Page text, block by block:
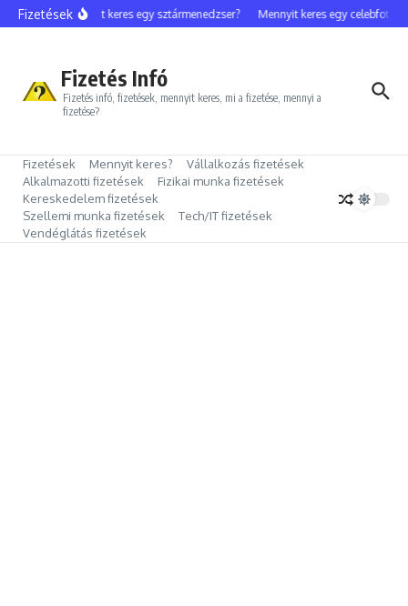
Ugrás a tartalomhoz
FizetésekMennyit keres egy sztármenedzser? Mennyit keres egy celebfotós?
Fizetés Infó
Fizetés infó, fizetések, mennyit keres, mi a fizetése, mennyi a
fizetése?
Fizetések Mennyit keres?
Vállalkozás fizetések
Alkalmazotti fizetések
Fizikai munka fizetések
Kereskedelem fizetések
Szellemi munka fizetések
Tech/IT fizetések
Vendéglátás fizetések